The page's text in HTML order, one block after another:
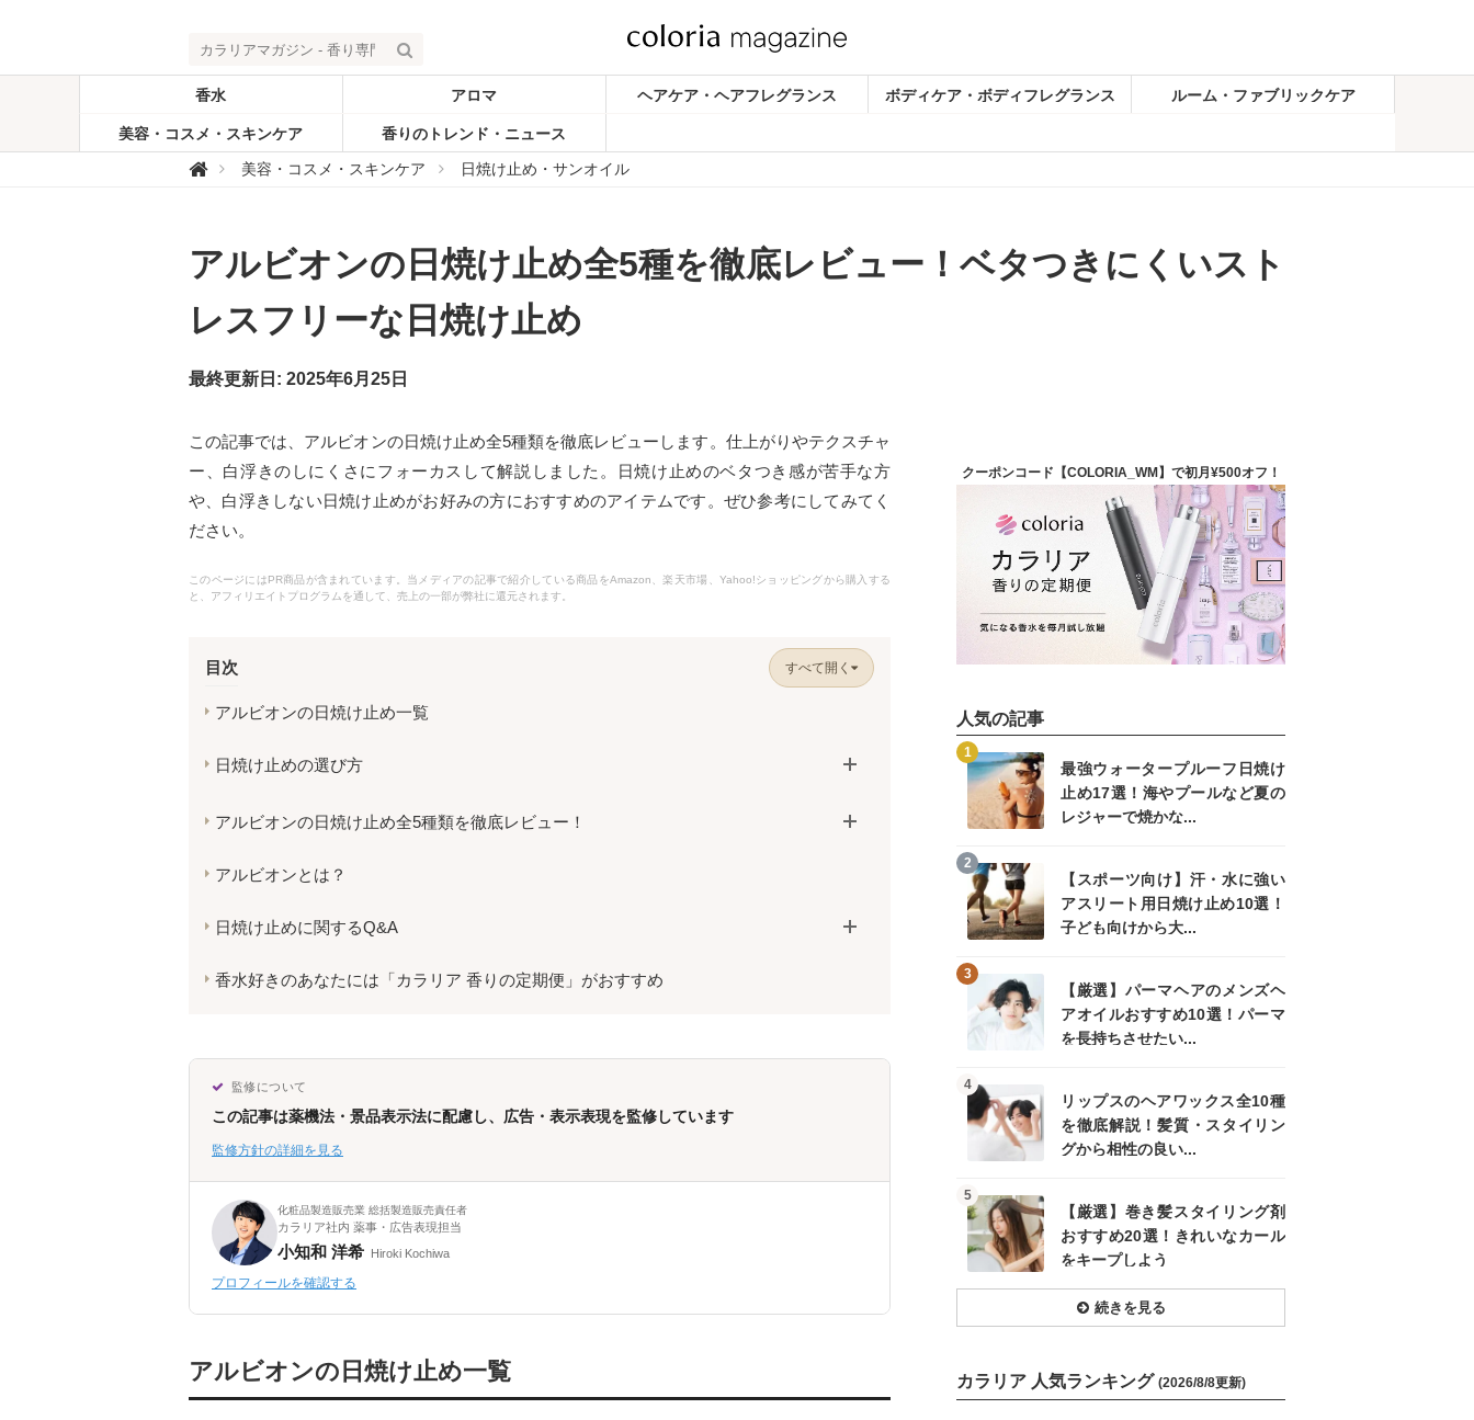
香水 アロマ ヘアケア・ヘアフレグランス ボディケア・ボディフレグランス ルーム・ファブリックケア
美容・コスメ・スキンケア 香りのトレンド・ニュース
カ
ジ
り
メ
デ
美容・コスメ・スキンケア 日焼け止め・サンオイル
アルビオンの日焼け止め全5種を徹底レビュー！ベタつきにくいスト
レスフリーな日焼け止め
最終更新日: 2025年6月25日
この記事では、アルビオンの日焼け止め全5種類を徹底レビューします。仕上がりやテクスチャ
ー、白浮きのしにくさにフォーカスして解説しました。日焼け止めのベタつき感が苦手な方
や、白浮きしない日焼け止めがお好みの方におすすめのアイテムです。ぜひ参考にしてみてく
ださい。
このページにはPR商品が含まれています。当メディアの記事で紹介している商品をAmazon、楽天市場、Yahoo!ショッピングから購入する
と、アフィリエイトプログラムを通して、売上の一部が弊社に還元されます。
目次 すべて開く
アルビオンの日焼け止め一覧
日焼け止めの選び方
アルビオンの日焼け止め全5種類を徹底レビュー！
アルビオンとは？
日焼け止めに関するQ&A
香水好きのあなたには「カラリア 香りの定期便」がおすすめ
監修について
この記事は薬機法・景品表示法に配慮し、広告・表示表現を監修しています
監修方針の詳細を見る
化粧品製造販売業 総括製造販売責任者
カラリア社内 薬事・広告表現担当
小知和 洋希 Hiroki Kochiwa
プロフィールを確認する
アルビオンの日焼け止め一覧
クーポンコード【COLORIA_WM】で初月¥500オフ！
人気の記事
最強ウォータープルーフ日焼け
止め17選！海やプールなど夏の
レジャーで焼かな...
1
【スポーツ向け】汗・水に強い
アスリート用日焼け止め10選！
子ども向けから大...
2
【厳選】パーマヘアのメンズヘ
アオイルおすすめ10選！パーマ
を長持ちさせたい...
3
リップスのヘアワックス全10種
を徹底解説！髪質・スタイリン
グから相性の良い...
4
【厳選】巻き髪スタイリング剤
おすすめ20選！きれいなカール
をキープしよう
5
続きを見る
カラリア 人気ランキング (2026/8/8更新)